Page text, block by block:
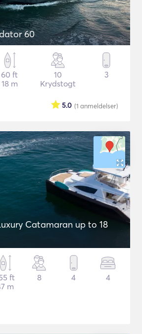
60
60 ft
18 m
10
Krydstogt
3
(1 anmeldelser)
5.0
Catamaran up to 18
ft
m
8 4 4